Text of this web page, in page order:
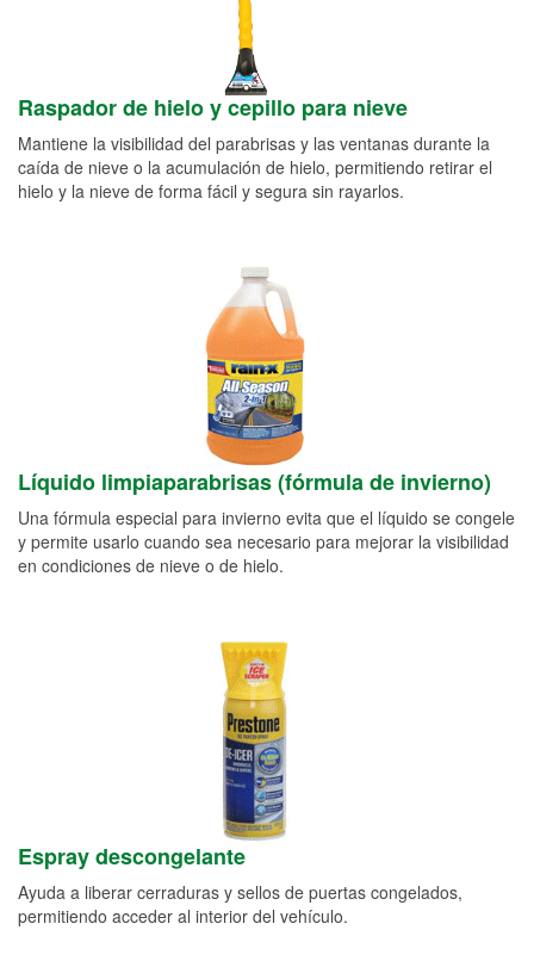
Raspador de hielo y cepillo para nieve
Mantiene la visibilidad del parabrisas y las ventanas durante la
caída de nieve o la acumulación de hielo, permitiendo retirar el
hielo y la nieve de forma fácil y segura sin rayarlos.
Líquido limpiaparabrisas (fórmula de invierno)
Una fórmula especial para invierno evita que el líquido se congele
y permite usarlo cuando sea necesario para mejorar la visibilidad
en condiciones de nieve o de hielo.
Espray descongelante
Ayuda a liberar cerraduras y sellos de puertas congelados,
permitiendo acceder al interior del vehículo.